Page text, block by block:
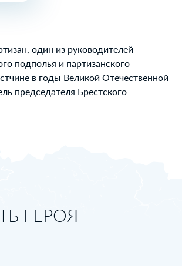
один из руководителей
подполья и партизанского
в годы Великой Отечественной
председателя Брестского
ГЕРОЯ